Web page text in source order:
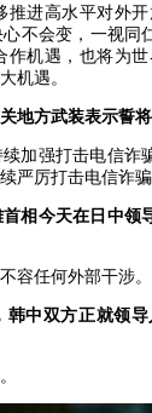
推进高水平对外
不会变，一视
机遇，也将为
机遇。
地方武装表示誓
加强打击电信
严厉打击电信诈
相今天在日中
容任何外部干涉
韩中双方正就领